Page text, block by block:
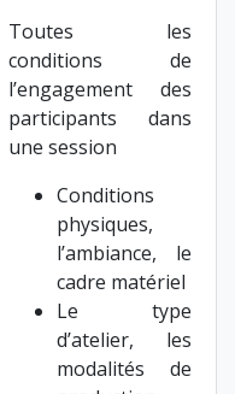
Toutes les
conditions de
l’engagement des
participants dans
une session
Conditions
physiques,
l’ambiance, le
cadre matériel
Le type
d’atelier, les
modalités de